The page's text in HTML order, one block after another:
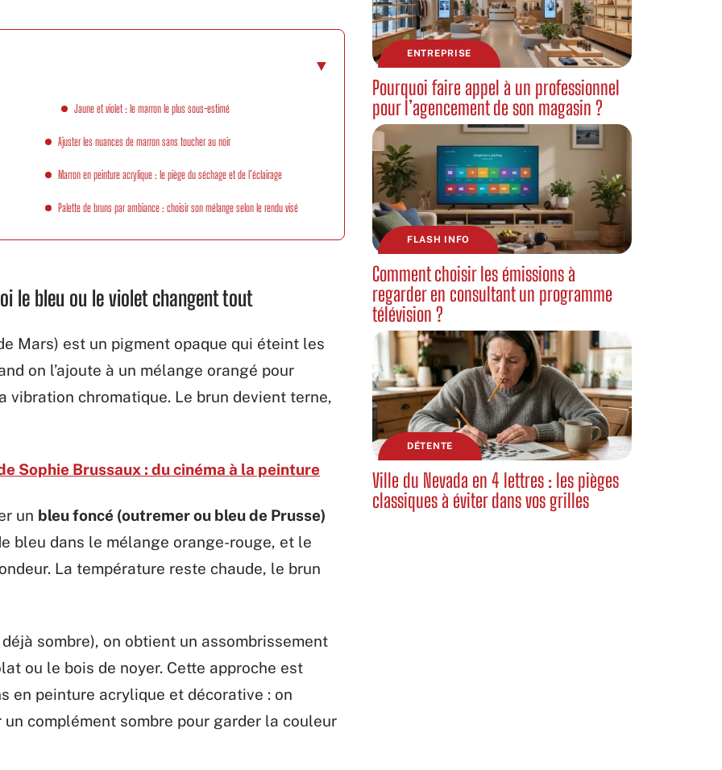
Jaune et violet : le marron le plus sous-estimé
Ajuster les nuances de marron sans toucher au noir
Marron en peinture acrylique : le piège du séchage et de l’éclairage
Palette de bruns par ambiance : choisir son mélange selon le rendu visé
le bleu ou le violet changent tout
Mars) est un pigment opaque qui éteint les
on l’ajoute à un mélange orangé pour
vibration chromatique. Le brun devient terne,
Sophie Brussaux : du cinéma à la peinture
un bleu foncé (outremer ou bleu de Prusse)
bleu dans le mélange orange-rouge, et le
La température reste chaude, le brun
sombre), on obtient un assombrissement
ou le bois de noyer. Cette approche est
en peinture acrylique et décorative : on
complément sombre pour garder la couleur
ENTREPRISE
Pourquoi faire appel à un professionnel
pour l’agencement de son magasin ?
FLASH INFO
Comment choisir les émissions à
regarder en consultant un programme
télévision ?
DÉTENTE
Ville du Nevada en 4 lettres : les pièges
classiques à éviter dans vos grilles